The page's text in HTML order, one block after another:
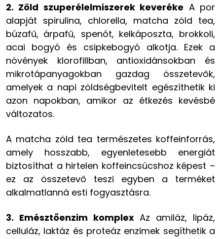
2. Zöld szuperélelmiszerek keveréke A por
alapját spirulina, chlorella, matcha zöld tea,
búzafű, árpafű, spenót, kelkáposzta, brokkoli,
acai bogyó és csipkebogyó alkotja. Ezek a
növények klorofillban, antioxidánsokban és
mikrotápanyagokban gazdag összetevők,
amelyek a napi zöldségbevitelt egészíthetik ki
azon napokban, amikor az étkezés kevésbé
változatos.
A matcha zöld tea természetes koffeinforrás,
amely hosszabb, egyenletesebb energiát
biztosíthat a hirtelen koffeincsúcshoz képest –
ez az összetevő teszi egyben a terméket
alkalmatlanná esti fogyasztásra.
3. Emésztőenzim komplexAz amiláz, lipáz,
celluláz, laktáz és proteáz enzimek segíthetik a